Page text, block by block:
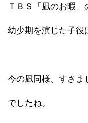
ＴＢＳ「凪のお暇
幼少期を演じた子役
今の凪同様、すさま
でしたね。